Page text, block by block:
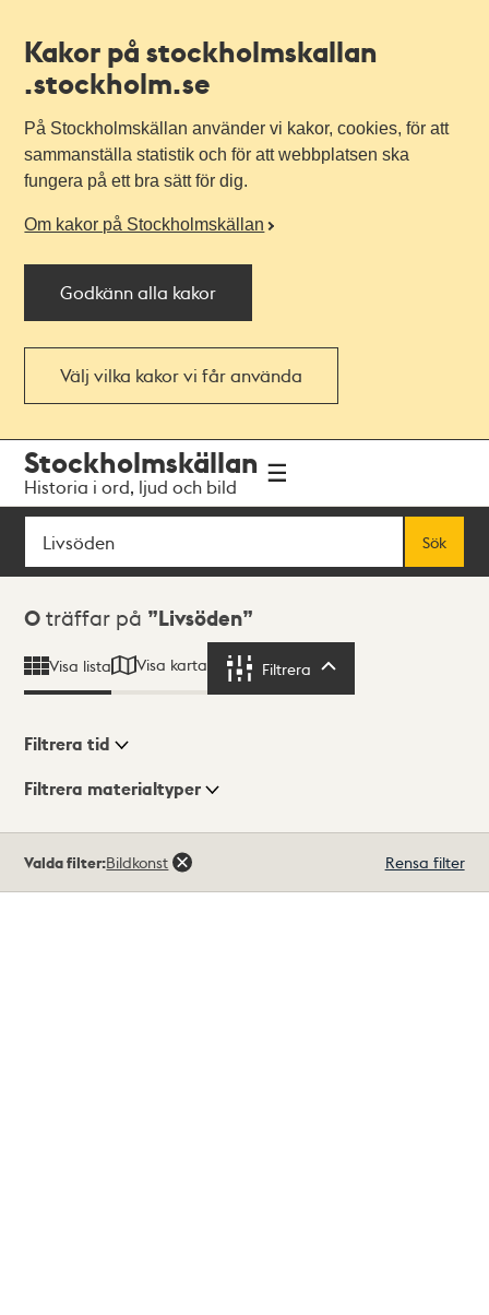
Kakor på stockholmskallan
.stockholm.se
På Stockholmskällan använder vi kakor, cookies, för att
sammanställa statistik och för att webbplatsen ska
fungera på ett bra sätt för dig.
Om kakor på Stockholmskällan
Godkänn alla kakor
Välj vilka kakor vi får använda
navigationen
huvudinnehållet
Stockholmskällan
Historia i ord, ljud och bild
Sök
Sök
Sökresultat
0 träffar på Livsöden
Visa lista Visa karta Filtrera
Visningsläge
Filtrera tid
Filtrera materialtyper
träffar
Valda filter:Bildkonst Rensa filter